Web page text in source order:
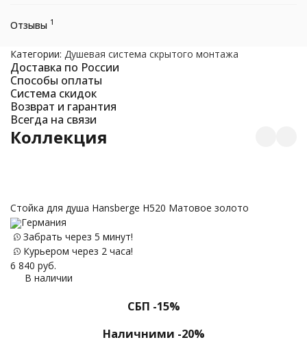
Отзывы 1
Категории: Душевая система скрытого монтажа
Доставка по России
Способы оплаты
Система скидок
Возврат и гарантия
Всегда на связи
Коллекция
Стойка для душа Hansberge H520 Матовое золото
Германия
Забрать через 5 минут!
Курьером через 2 часа!
6 840 руб.
В наличии
СБП -15%
Наличними -20%